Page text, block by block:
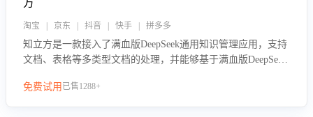
淘宝 | 京东 | 抖音 | 快手 | 拼多多
知立方是一款接入了满血版DeepSeek通用知识管理应用，支持
文档、表格等多类型文档的处理，并能够基于满血版DeepSeek
助用户高效管理和利用知识资源。通过该产品，用户可以轻松
免费试用 已售1288+